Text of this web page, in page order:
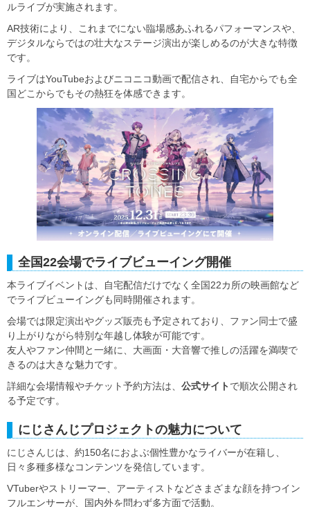
ルライブが実施されます。
AR技術により、これまでにない臨場感あふれるパフォーマンスや、
デジタルならではの壮大なステージ演出が楽しめるのが大きな特徴
です。
ライブはYouTubeおよびニコニコ動画で配信され、自宅からでも全
国どこからでもその熱狂を体感できます。
全国22会場でライブビューイング開催
本ライブイベントは、自宅配信だけでなく全国22カ所の映画館など
でライブビューイングも同時開催されます。
会場では限定演出やグッズ販売も予定されており、ファン同士で盛
り上がりながら特別な年越し体験が可能です。
友人やファン仲間と一緒に、大画面・大音響で推しの活躍を満喫で
きるのは大きな魅力です。
詳細な会場情報やチケット予約方法は、 公式サイト で順次公開され
る予定です。
にじさんじプロジェクトの魅力について
にじさんじは、約150名におよぶ個性豊かなライバーが在籍し、
日々多種多様なコンテンツを発信しています。
VTuberやストリーマー、アーティストなどさまざまな顔を持つイン
フルエンサーが、国内外を問わず多方面で活動。